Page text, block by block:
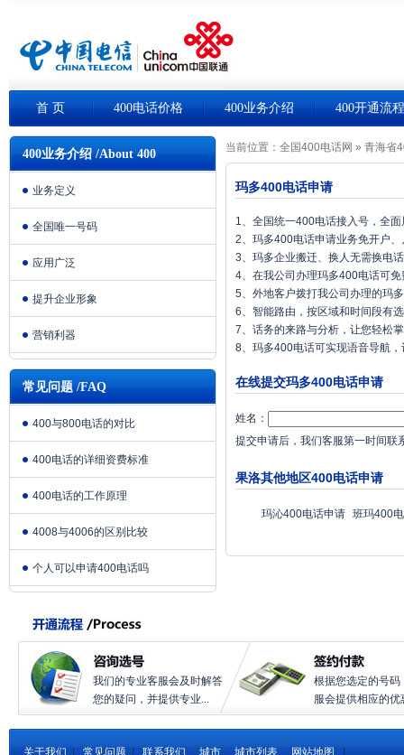
首 页 400电话价格 400业务介绍 400开通流程
400业务介绍 /About 400
业务定义
全国唯一号码
应用广泛
提升企业形象
营销利器
常见问题 /FAQ
400与800电话的对比
400电话的详细资费标准
400电话的工作原理
4008与4006的区别比较
个人可以申请400电话吗
当前位置： 全国400电话网 » 青海省
玛多400电话申请
1、全国统一400电话接入号，全
2、玛多400电话申请业务免开户
3、玛多企业搬迁、换人无需换电
4、在我公司办理玛多400电话可
5、外地客户拨打我公司办理的玛
6、智能路由，按区域和时间段有
7、话务的来路与分析，让您轻松
8、玛多400电话可实现语音导航
在线提交玛多400电话申请
姓名：
提交申请后，我们客服第一时间联
果洛其他地区400电话申请
玛沁400电话申请 班玛400
我们的专业客服会及时解答
您的疑问，并提供专业...
根据您选定的号码
服会提供相应的优
关于我们 常见问题 联系我们 城市 城市列表 网站地图